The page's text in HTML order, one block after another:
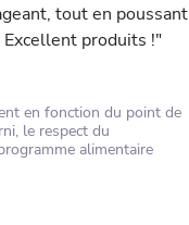
tout en poussant
produits !"
en fonction du point de
le respect du
alimentaire